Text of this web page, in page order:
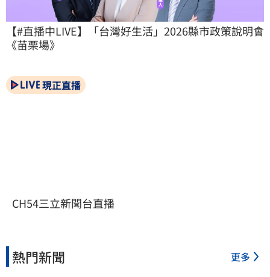
【#直播中LIVE】「台灣好生活」2026縣市政策說明會
《苗栗場》
現正直播
CH54三立新聞台直播
熱門新聞 更多